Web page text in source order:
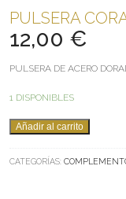
PULSERA
12,00 €
PULSERA DE ACERO
1 DISPONIBLES
PULSERA
CANTIDAD
Añadir al carrito
CATEGORÍAS: